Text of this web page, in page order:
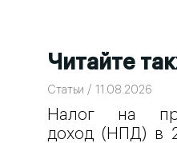
Читайте
Статьи / 11.08.2026
Налог на
доход (НПД) в